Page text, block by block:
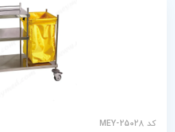
کد MEY-25028